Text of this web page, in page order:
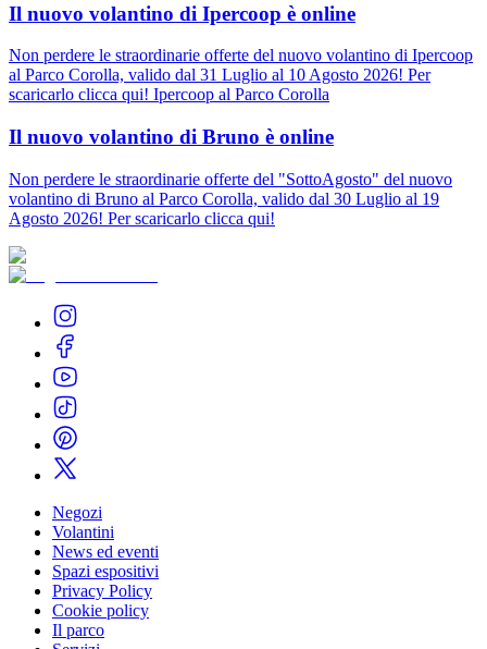
Il nuovo volantino di Ipercoop è online
Non perdere le straordinarie offerte del nuovo volantino di Ipercoop
al Parco Corolla, valido dal 31 Luglio al 10 Agosto 2026! Per
scaricarlo clicca qui! Ipercoop al Parco Corolla
Il nuovo volantino di Bruno è online
Non perdere le straordinarie offerte del "SottoAgosto" del nuovo
volantino di Bruno al Parco Corolla, valido dal 30 Luglio al 19
Agosto 2026! Per scaricarlo clicca qui!
Negozi
Volantini
News ed eventi
Spazi espositivi
Privacy Policy
Cookie policy
Il parco